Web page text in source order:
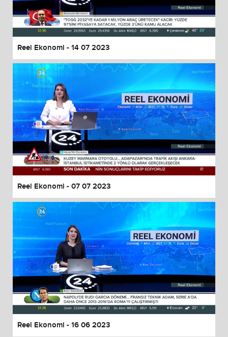
End of dialog window.
Reel Ekonomi - 14 07 2023
Reel Ekonomi - 07 07 2023
Reel Ekonomi - 16 06 2023